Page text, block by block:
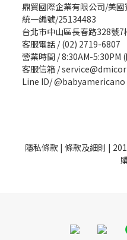
鼎貿國際企業有限公司/美
統一編號/25134483
台北市中山區長春路328號7
客服電話 / (02) 2719-6807
營業時間 / 8:30AM-5:30PM
客服信箱 /
Line ID/ @babyamericano
隱私條款| 條款及細則 |